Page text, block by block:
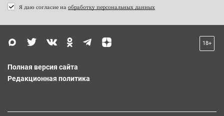
Я даю согласие на обработку персональных данных
18+
Полная версия сайта
Редакционная политика